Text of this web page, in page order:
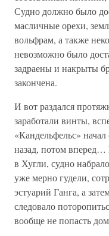
Судно должно было
масличные орехи,
вольфрам, а также
невозможно было
задраены и накрыты
закончена.
И вот раздался
заработали винты,
«Кандельфельс»
назад, потом вперед…
в Хугли, судно
уже мерно гудели,
эстуарий Ганга, а
следовало
вообще не попасть